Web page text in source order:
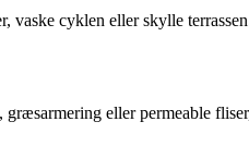
vaske cyklen eller skylle
eller permeable